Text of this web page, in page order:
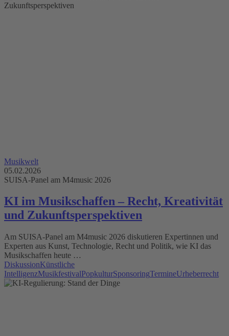
Musikwelt
05.02.2026
SUISA-Panel am M4music 2026
KI im Musikschaffen – Recht, Kreativität
und Zukunftsperspektiven
Am SUISA-Panel am M4music 2026 diskutieren Expertinnen und
Experten aus Kunst, Technologie, Recht und Politik, wie KI das
Musikschaffen heute …
DiskussionKünstliche
IntelligenzMusikfestivalPopkulturSponsoringTermineUrheberrecht